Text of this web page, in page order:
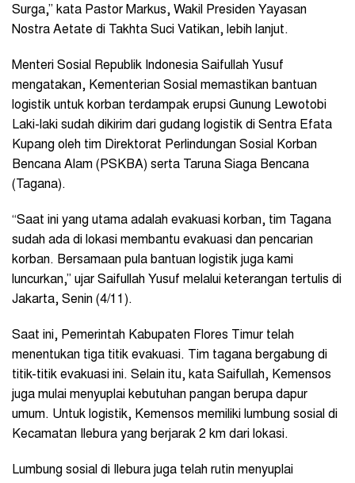
Surga,” kata Pastor Markus, Wakil Presiden Yayasan
Nostra Aetate di Takhta Suci Vatikan, lebih lanjut.
Menteri Sosial Republik Indonesia Saifullah Yusuf
mengatakan, Kementerian Sosial memastikan bantuan
logistik untuk korban terdampak erupsi Gunung Lewotobi
Laki-laki sudah dikirim dari gudang logistik di Sentra Efata
Kupang oleh tim Direktorat Perlindungan Sosial Korban
Bencana Alam (PSKBA) serta Taruna Siaga Bencana
(Tagana).
“Saat ini yang utama adalah evakuasi korban, tim Tagana
sudah ada di lokasi membantu evakuasi dan pencarian
korban. Bersamaan pula bantuan logistik juga kami
luncurkan,” ujar Saifullah Yusuf melalui keterangan tertulis di
Jakarta, Senin (4/11).
Saat ini, Pemerintah Kabupaten Flores Timur telah
menentukan tiga titik evakuasi. Tim tagana bergabung di
titik-titik evakuasi ini. Selain itu, kata Saifullah, Kemensos
juga mulai menyuplai kebutuhan pangan berupa dapur
umum. Untuk logistik, Kemensos memiliki lumbung sosial di
Kecamatan Ilebura yang berjarak 2 km dari lokasi.
Lumbung sosial di Ilebura juga telah rutin menyuplai